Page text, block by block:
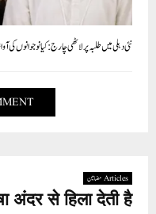
نئی دہلی میں طلبہ پر لاٹھی چارج: کیا نوجوانوں کی
Articles مضامین
अंदर से हिला देती है